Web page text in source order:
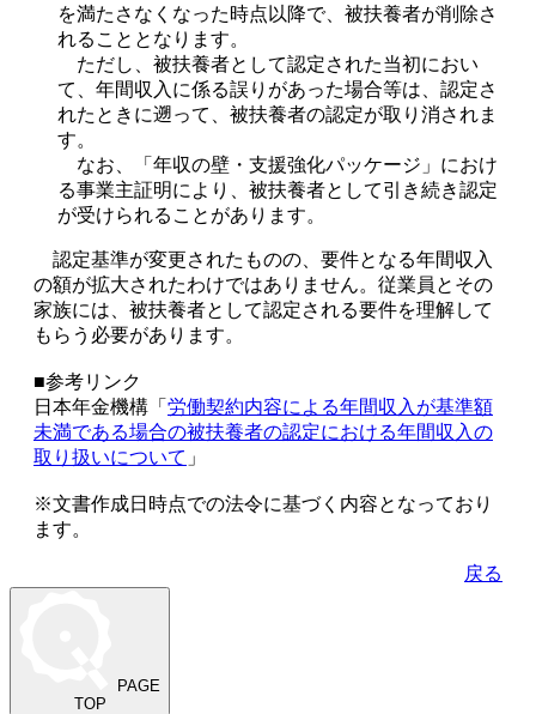
を満たさなくなった時点以降で、被扶養者が削除さ
れることとなります。
ただし、被扶養者として認定された当初におい
て、年間収入に係る誤りがあった場合等は、認定さ
れたときに遡って、被扶養者の認定が取り消されま
す。
なお、「年収の壁・支援強化パッケージ」におけ
る事業主証明により、被扶養者として引き続き認定
が受けられることがあります。
認定基準が変更されたものの、要件となる年間収入
の額が拡大されたわけではありません。従業員とその
家族には、被扶養者として認定される要件を理解して
もらう必要があります。
■参考リンク
日本年金機構「 労働契約内容による年間収入が基準額
未満である場合の被扶養者の認定における年間収入の
取り扱いについて 」
※文書作成日時点での法令に基づく内容となっており
ます。
戻る
PAGE
TOP